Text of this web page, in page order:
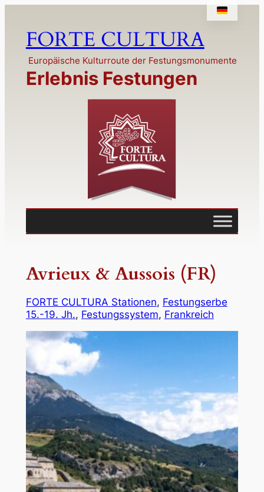
springen
FORTE CULTURA
Europäische Kulturroute der Festungsmonumente
Erlebnis Festungen
Avrieux & Aussois (FR)
FORTE CULTURA Stationen, Festungserbe
15.-19. Jh., Festungssystem, Frankreich